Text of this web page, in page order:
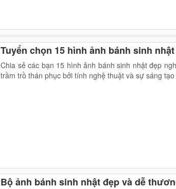
Tuyển chọn 15 hình ảnh bánh sinh
Chia sẻ các bạn 15 hình ảnh bánh sinh nhật đẹp
trầm trồ thán phục bởi tính nghệ thuật và sự sáng
Bộ ảnh bánh sinh nhật đẹp và dễ